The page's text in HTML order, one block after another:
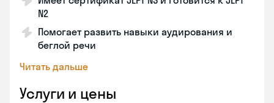
N2
Помогает развить навыки аудирования и
беглой речи
Читать дальше
Услуги и цены